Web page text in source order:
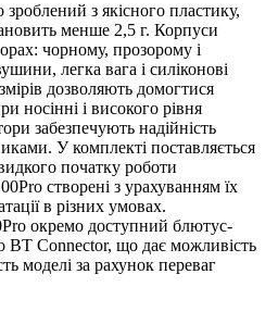
з якісного пластику,
менше 2,5 г. Корпуси
чорному, прозорому і
легка вага і силіконові
дозволяють домогтися
носінні і високого рівня
забезпечують надійність
У комплекті поставляється
початку роботи
створені з урахуванням їх
в різних умовах.
окремо доступний блютус-
BT Connector, що дає можливість
моделі за рахунок переваг